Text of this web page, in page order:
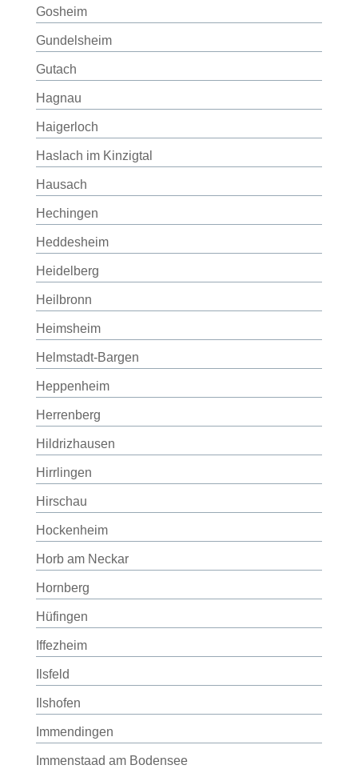
Gosheim
Gundelsheim
Gutach
Hagnau
Haigerloch
Haslach im Kinzigtal
Hausach
Hechingen
Heddesheim
Heidelberg
Heilbronn
Heimsheim
Helmstadt-Bargen
Heppenheim
Herrenberg
Hildrizhausen
Hirrlingen
Hirschau
Hockenheim
Horb am Neckar
Hornberg
Hüfingen
Iffezheim
Ilsfeld
Ilshofen
Immendingen
Immenstaad am Bodensee